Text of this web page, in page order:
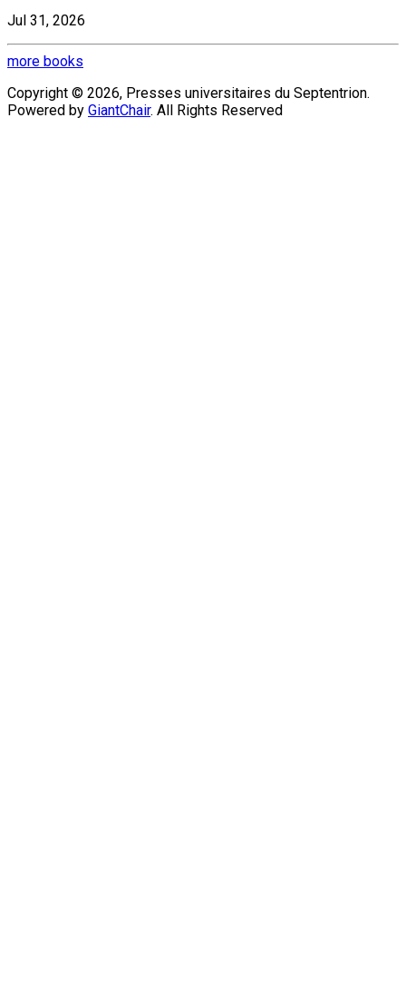
Jul 31, 2026
more books
Copyright © 2026, Presses universitaires du Septentrion.
Powered by GiantChair. All Rights Reserved